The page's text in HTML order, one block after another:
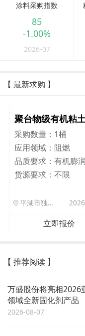
涂料采购指数
85
-1.00%
2026-07
【 最新求购 】
聚台物级有机粘
采购数量： 1桶
应用领域： 阻燃
品质要求： 有机膨
货源要求： 不限
平湖市独山港镇集港路 589 号
立即报价
【 推荐阅读 】
万盛股份将亮相2026
领域全新固化剂产品
2026-08-07